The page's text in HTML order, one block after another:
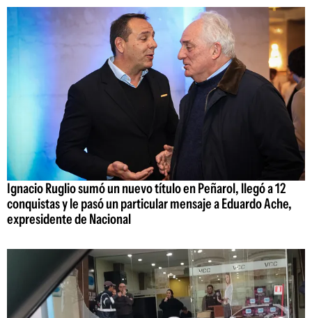
Ignacio Ruglio sumó un nuevo título en Peñarol, llegó a 12
conquistas y le pasó un particular mensaje a Eduardo Ache,
expresidente de Nacional